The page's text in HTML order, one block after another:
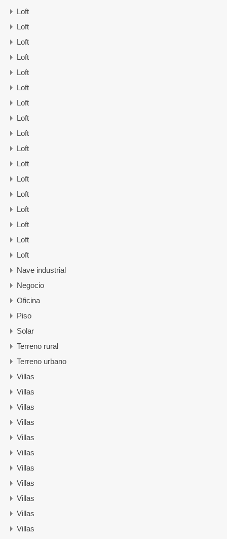
Loft
Loft
Loft
Loft
Loft
Loft
Loft
Loft
Loft
Loft
Loft
Loft
Loft
Loft
Loft
Loft
Loft
Nave industrial
Negocio
Oficina
Piso
Solar
Terreno rural
Terreno urbano
Villas
Villas
Villas
Villas
Villas
Villas
Villas
Villas
Villas
Villas
Villas